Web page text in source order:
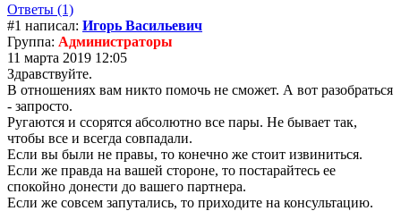
Ответы (1)
#1 написал: Игорь Васильевич
Группа: Администраторы
11 марта 2019 12:05
Здравствуйте.
В отношениях вам никто помочь не сможет. А вот разобраться
- запросто.
Ругаются и ссорятся абсолютно все пары. Не бывает так,
чтобы все и всегда совпадали.
Если вы были не правы, то конечно же стоит извиниться.
Если же правда на вашей стороне, то постарайтесь ее
спокойно донести до вашего партнера.
Если же совсем запутались, то приходите на консультацию.